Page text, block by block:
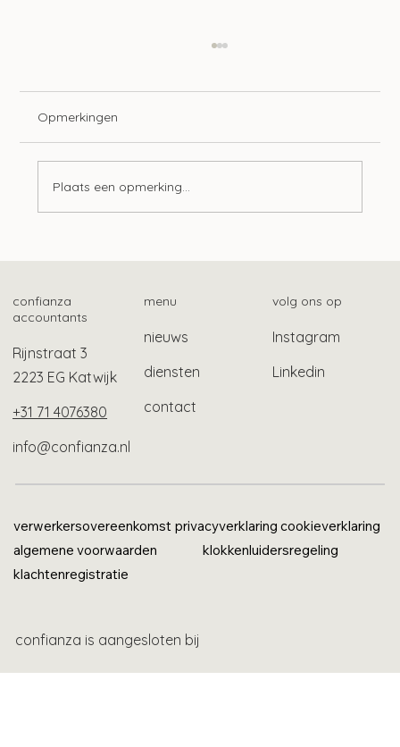
Opmerkingen
Plaats een opmerking...
confianza
accountants
Rijnstraat 3
2223 EG Katwijk
+31 71 4076380
info@confianza.nl
menu
nieuws
diensten
contact
volg ons op
Instagram
Linkedin
verwerkersovereenkomst privacyverklaring cookieverklaring
algemene voorwaarden
klokkenluidersregeling
klachtenregistratie
confianza is aangesloten bij